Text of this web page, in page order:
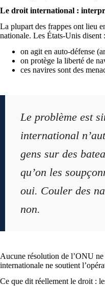
Le droit international :
La plupart des frappes ont lieu
nationale. Les États-Unis disent :
on agit en auto-défense
on protège la liberté de
ces navires sont des
Le problème est
international
gens sur des
qu’on les
oui. Couler des
non.
Aucune résolution de l’ONU
internationale ne soutient
Ce que dit réellement le droit :